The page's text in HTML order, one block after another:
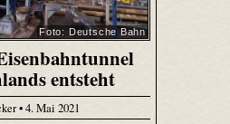
Foto: Deutsche Bahn
entsteht
• 4. Mai 2021